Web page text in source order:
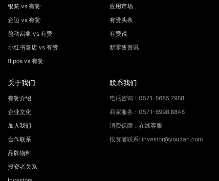
银豹 vs 有赞
企迈 vs 有赞
盈动易象 vs 有赞
小红书薯店 vs 有赞
flipos vs 有赞
应用市场
有赞头条
有赞说
新零售资讯
关于我们
有赞介绍
企业文化
加入我们
合作联系
品牌物料
投资者关系
联系我们
电话咨询：0571-8685 7988
商家服务：0571-8998 8848
消费保障：在线客服
投资者联系: investor@youzan.com